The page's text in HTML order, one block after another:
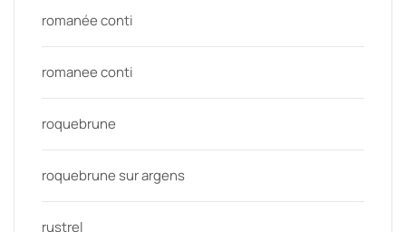
romanée conti
romanee conti
roquebrune
roquebrune sur argens
rustrel